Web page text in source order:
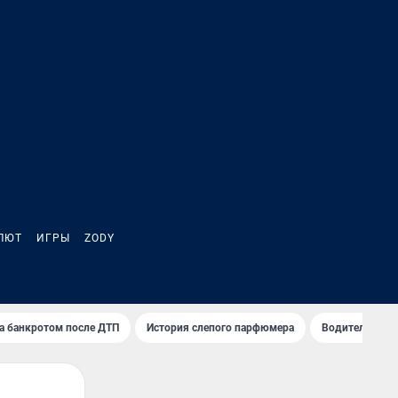
ИГРЫ ZODY
банкротом после ДТП История слепого парфюмера Водители